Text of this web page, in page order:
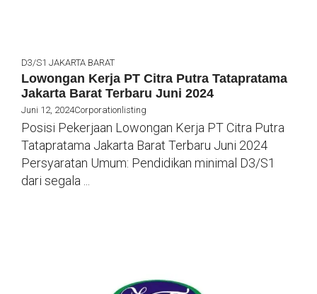
D3/S1 JAKARTA BARAT
Lowongan Kerja PT Citra Putra Tatapratama
Jakarta Barat Terbaru Juni 2024
Juni 12, 2024Corporationlisting
Posisi Pekerjaan Lowongan Kerja PT Citra Putra
Tatapratama Jakarta Barat Terbaru Juni 2024
Persyaratan Umum: Pendidikan minimal D3/S1
dari segala ...